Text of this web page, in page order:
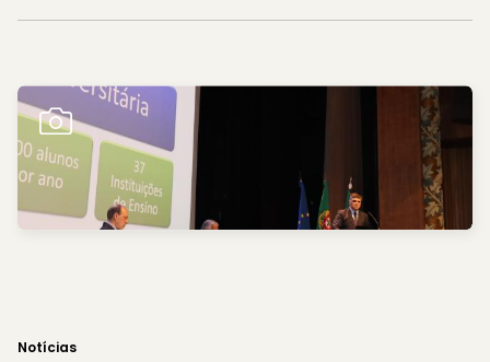
Notícias